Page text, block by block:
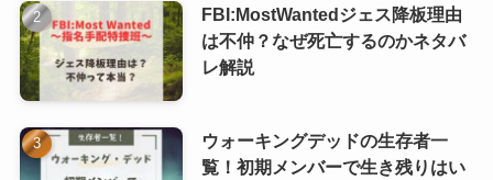
FBI:MostWantedジェス降板理由
は不仲？なぜ死亡するのかネタバ
レ解説
ウォーキングデッドの生存者一
覧！初期メンバーで生き残りはい